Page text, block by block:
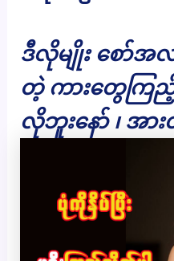
ဒီလိုမျိုး စော်အ
တဲ့ ကားတွေကြည့်
လိုဘူးနော် ၊ အား